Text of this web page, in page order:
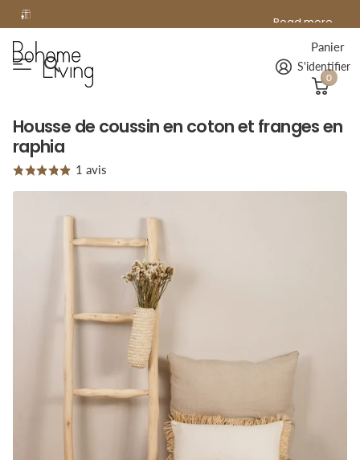
Livraisonofferteà domicile dès 99€ d'achat !
Read more
S'identifier
Panier
0
Housse de coussin en coton et franges en
raphia
1 avis